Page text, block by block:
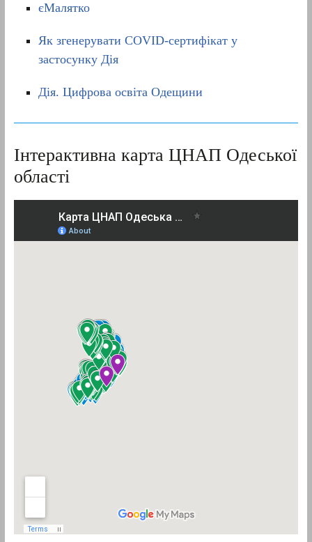
єМалятко
Як згенерувати СOVID-сертифікат у
застосунку Дія
Дія. Цифрова освіта Одещини
Інтерактивна карта ЦНАП Одеської
області